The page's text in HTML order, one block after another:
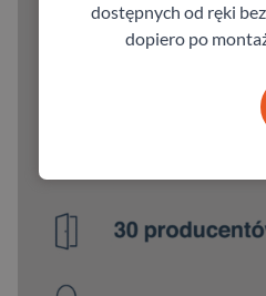
dostępnych od ręki bez
dopiero po